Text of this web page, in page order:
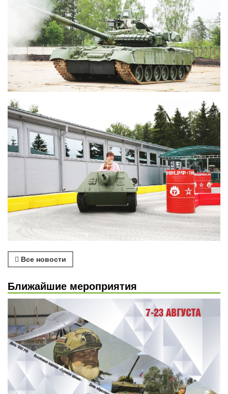
Все новости
Ближайшие мероприятия